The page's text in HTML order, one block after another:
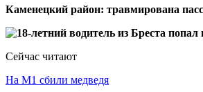
Каменецкий район: травмирована
Сейчас читают
На М1 сбили медведя